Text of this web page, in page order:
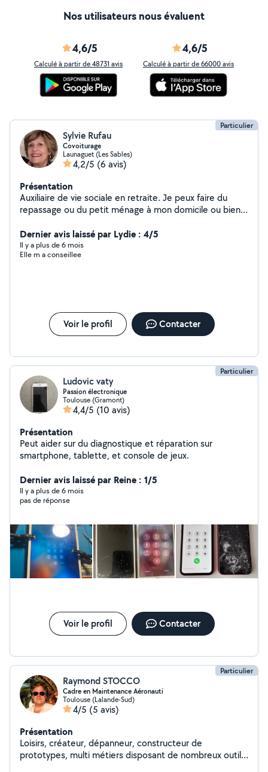
Nos utilisateurs nous évaluent
4,6/5
Calculé à partir de 48731 avis
4,6/5
Calculé à partir de 66000 avis
Particulier
Sylvie Rufau
Covoiturage
Launaguet (Les Sables)
4,2/5 (6 avis)
Présentation
Auxiliaire de vie sociale en retraite. Je peux faire du
repassage ou du petit ménage à mon domicile ou bien
Dernier avis laissé par Lydie : 4/5
Il y a plus de 6 mois
Elle m a conseillee
Voir le profil Contacter
Particulier
Ludovic vaty
Passion électronique
Toulouse (Gramont)
4,4/5 (10 avis)
Présentation
Peut aider sur du diagnostique et réparation sur
smartphone, tablette, et console de jeux.
Dernier avis laissé par Reine : 1/5
Il y a plus de 6 mois
pas de réponse
Voir le profil Contacter
Particulier
Raymond STOCCO
Cadre en Maintenance Aéronauti
Toulouse (Lalande-Sud)
4/5 (5 avis)
Présentation
Loisirs, créateur, dépanneur, constructeur de
prototypes, multi métiers disposant de nombreux outils